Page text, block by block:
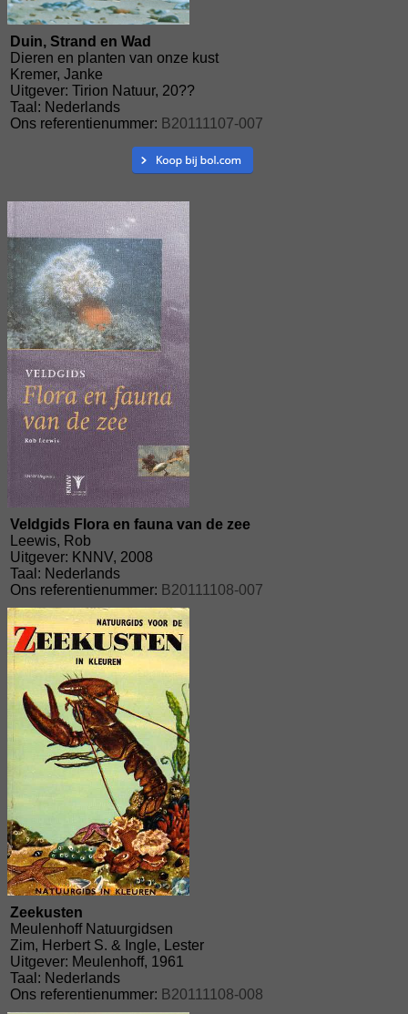
Duin, Strand en Wad
Dieren en planten van onze kust
Kremer, Janke
Uitgever: Tirion Natuur, 20??
Taal: Nederlands
Ons referentienummer: B20111107-007
Veldgids Flora en fauna van de zee
Leewis, Rob
Uitgever: KNNV, 2008
Taal: Nederlands
Ons referentienummer: B20111108-007
Zeekusten
Meulenhoff Natuurgidsen
Zim, Herbert S. & Ingle, Lester
Uitgever: Meulenhoff, 1961
Taal: Nederlands
Ons referentienummer: B20111108-008